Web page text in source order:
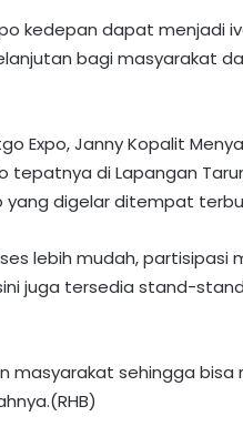
kedepan dapat menjadi
bagi masyarakat
Expo, Janny Kopalit
tepatnya di Lapangan
yang digelar ditempat
lebih mudah, partisipasi
juga tersedia stand-stand
masyarakat sehingga bisa